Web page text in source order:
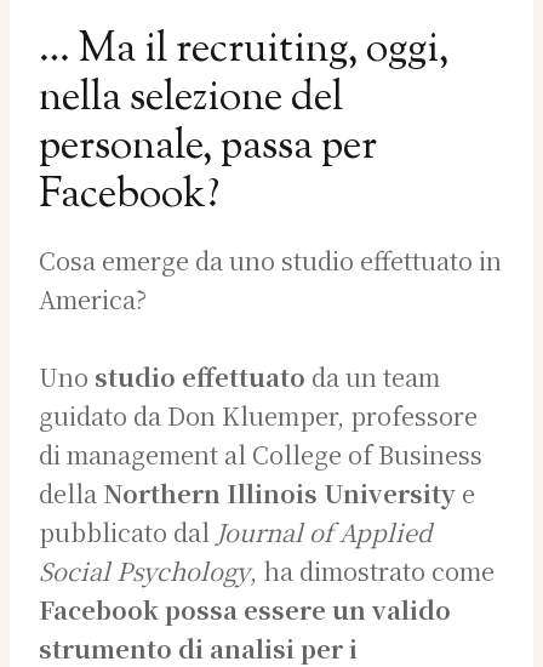
… Ma il recruiting, oggi,
nella selezione del
personale, passa per
Facebook?
Cosa emerge da uno studio effettuato in
America?
Uno studio effettuato da un team
guidato da Don Kluemper, professore
di management al College of Business
della Northern Illinois University e
pubblicato dal Journal of Applied
Social Psychology, ha dimostrato come
Facebook possa essere un valido
strumento di analisi per i